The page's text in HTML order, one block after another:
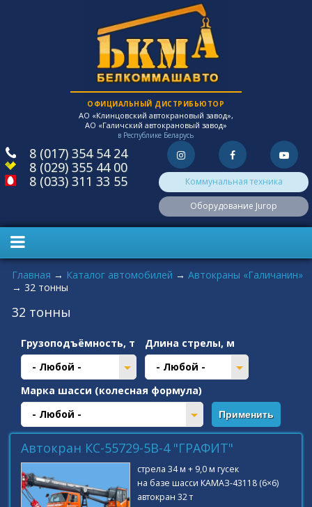
ОФИЦИАЛЬНЫЙ ДИСТРИБЬЮТОР
АО «Клинцовский автокрановый завод»,
АО «Галичский автокрановый завод»
в Республике Беларусь
8 (017) 354 54 24
8 (029) 355 44 00
8 (033) 311 33 55
Коммунальная техника
Оборудование Jurop
Вы здесь
Главная → Каталог автомобилей → Автокраны «Галичанин»
→ 32 тонны
32 тонны
Грузоподъёмность, т
- Любой -
Длина стрелы, м
- Любой -
Марка шасси (колесная формула)
- Любой -
Автокран КС-55729-5В-4 "ГРАФИТ"
стрела 34 м + 9,0 м гусек
на базе шасси КАМАЗ-43118 (6×6)
автокран 32 т